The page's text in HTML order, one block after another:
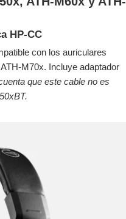
HP-CC
con los auriculares
M70x. Incluye adaptador
que este cable no es